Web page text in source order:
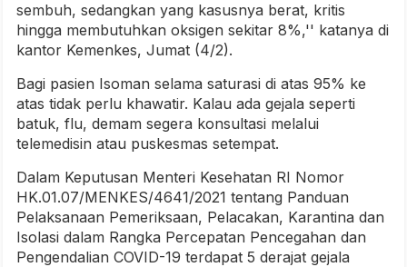
sembuh, sedangkan yang kasusnya berat, kritis
hingga membutuhkan oksigen sekitar 8%,'' katanya di
kantor Kemenkes, Jumat (4/2).
Bagi pasien Isoman selama saturasi di atas 95% ke
atas tidak perlu khawatir. Kalau ada gejala seperti
batuk, flu, demam segera konsultasi melalui
telemedisin atau puskesmas setempat.
Dalam Keputusan Menteri Kesehatan RI Nomor
HK.01.07/MENKES/4641/2021 tentang Panduan
Pelaksanaan Pemeriksaan, Pelacakan, Karantina dan
Isolasi dalam Rangka Percepatan Pencegahan dan
Pengendalian COVID-19 terdapat 5 derajat gejala